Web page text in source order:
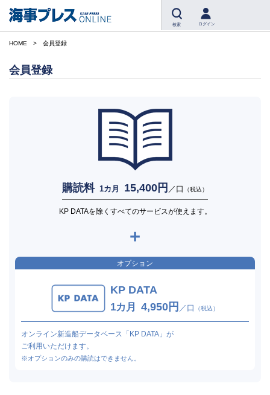
検索 ログイン
HOME 会員登録
会員登録
購読料 1カ月 15,400円 ／口 （税込）
KP DATAを除くすべてのサービスが使えます。
+
オプション
KP DATA
1カ月 4,950円 ／口 （税込）
オンライン新造船データベース「KP DATA」が
ご利用いただけます。
※オプションのみの購読はできません。